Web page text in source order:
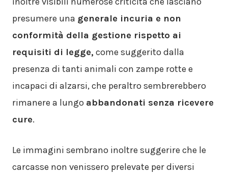
presumere una generale incuria e non
conformità della gestione rispetto ai
requisiti di legge, come suggerito dalla
presenza di tanti animali con zampe rotte e
incapaci di alzarsi, che peraltro sembrerebbero
rimanere a lungo abbandonati senza ricevere
cure.
Le immagini sembrano inoltre suggerire che le
carcasse non venissero prelevate per diversi